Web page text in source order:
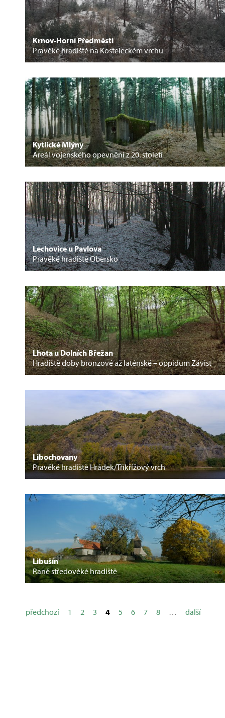
Krnov-Horní Předměstí
Pravěké hradiště na Kosteleckém vrchu
Kytlické Mlýny
Areál vojenského opevnění z 20. století
Lechovice u Pavlova
Pravěké hradiště Obersko
Lhota u Dolních Břežan
Hradiště doby bronzové až laténské – oppidum Závist
Libochovany
Pravěké hradiště Hrádek/Tříkřížový vrch
Libušín
Raně středověké hradiště
předchozí 1 2 3 4 5 6 7 8 … další